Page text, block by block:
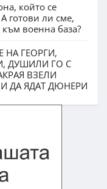
който се
готови ли сме,
военна база?
НА ГЕОРГИ,
ДУШИЛИ ГО С
ВЗЕЛИ
ДА ЯДАТ ДЮНЕРИ